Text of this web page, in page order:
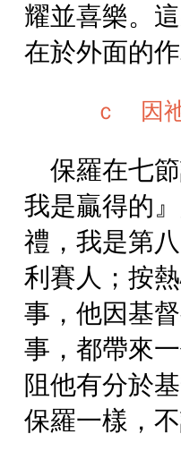
耀並喜樂。
在於外面的
ｃ 因
保羅在七
我是贏得的
禮，我是第
利賽人；按
事，他因基
事，都帶來
阻他有分於
保羅一樣，